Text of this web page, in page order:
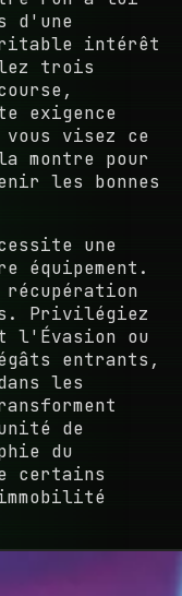
d'une
intérêt
trois
exigence
visez ce
montre pour
les bonnes
une
équipement.
Privilégiez
l'Évasion ou
entrants,
les
de
du
certains